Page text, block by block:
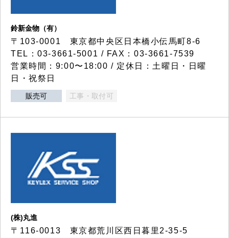
鈴新金物（有）
〒103-0001 東京都中央区日本橋小伝馬町8-6
TEL：03-3661-5001 / FAX：03-3661-7539
営業時間：9:00〜18:00 / 定休日：土曜日・日曜
日・祝祭日
販売可 工事・取付可
(株)丸進
〒116-0013 東京都荒川区西日暮里2-35-5